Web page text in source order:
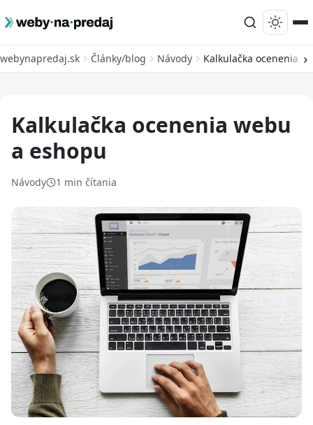
webynapredaj.sk Články/blog Návody Kalkulačka ocenenia
Kalkulačka ocenenia webu
a eshopu
Návody 1 min čítania